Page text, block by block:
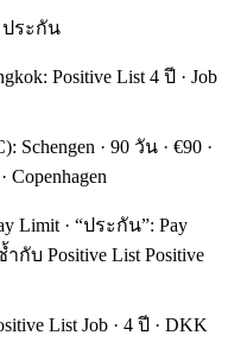
ประกัน
Positive List 4 ปี · Job
· 90 วัน · €90 ·
Copenhagen
Limit · “ประกัน”: Pay
ำกับ Positive List Positive
List Job · 4 ปี · DKK